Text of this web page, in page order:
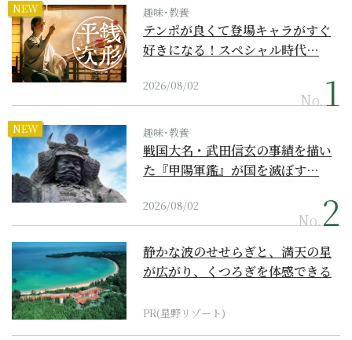
NEW 趣味･教養
テンポが良くて登場キャラがすぐ
好きになる！スペシャル時代…
2026/08/02
No.
NEW 趣味･教養
戦国大名・武田信玄の事績を描い
た『甲陽軍鑑』が国を滅ぼす…
2026/08/02
No.
静かな波のせせらぎと、満天の星
が広がり、くつろぎを体感できる
PR(星野リゾート)